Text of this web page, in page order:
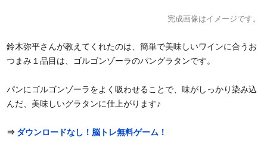
完成画像はイメージです。
鈴木弥平さんが教えてくれたのは、簡単で美味しいワインに合うお
つまみ１品目は、ゴルゴンゾーラのパングラタンです。
パンにゴルゴンゾーラをよく吸わせることで、味がしっかり染み込
んだ、美味しいグラタンに仕上がります♪
⇒ ダウンロードなし！脳トレ無料ゲーム！